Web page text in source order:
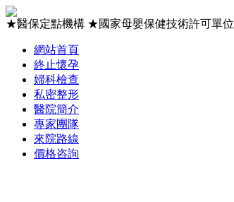
★醫保定點機構 ★國家母嬰保健技術許可單位
網站首頁
終止懷孕
婦科檢查
私密整形
醫院簡介
專家團隊
來院路線
價格咨詢